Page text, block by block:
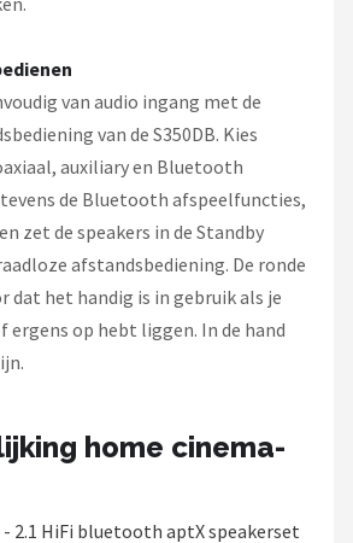
van audio ingang met de
van de S350DB. Kies
auxiliary en Bluetooth
de Bluetooth afspeelfuncties,
zet de speakers in de Standby
afstandsbediening. De ronde
dat het handig is in gebruik als je
ergens op hebt liggen. In de hand
home cinema-
- 2.1 HiFi bluetooth aptX speakerset